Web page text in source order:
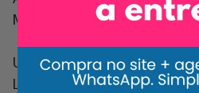
Momento Inesquecível
Um Presente Completo
Lactose, Elegância e Afeto,